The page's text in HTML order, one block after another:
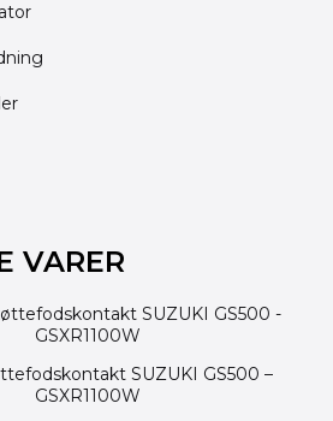
VARER
SUZUKI GS500 –
GSXR1100W